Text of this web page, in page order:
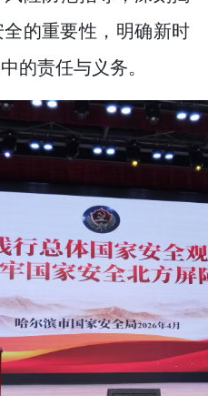
2026-07-24
厉奋进启新程
2026-07-24
聚力启新程
2026-07-23
过硬本领--哈尔
2026-07-23
的重要性，明确新时
的责任与义务。